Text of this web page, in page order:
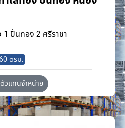
1 ปิ่นทอง 2 ศรีราชา
ตรม.
วแทนจำหน่าย